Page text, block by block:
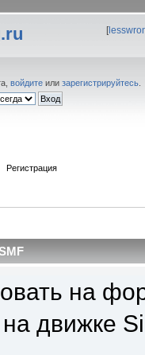
[
войдите или зарегистрируйтесь
Регистрация
на
движке